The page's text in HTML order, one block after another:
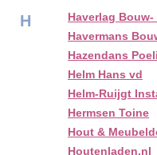
H
Haverlag
Havermans
Hazendans
Helm Hans vd
Helm-Ruijgt
Hermsen Toine
Hout &
Houtenladen.nl